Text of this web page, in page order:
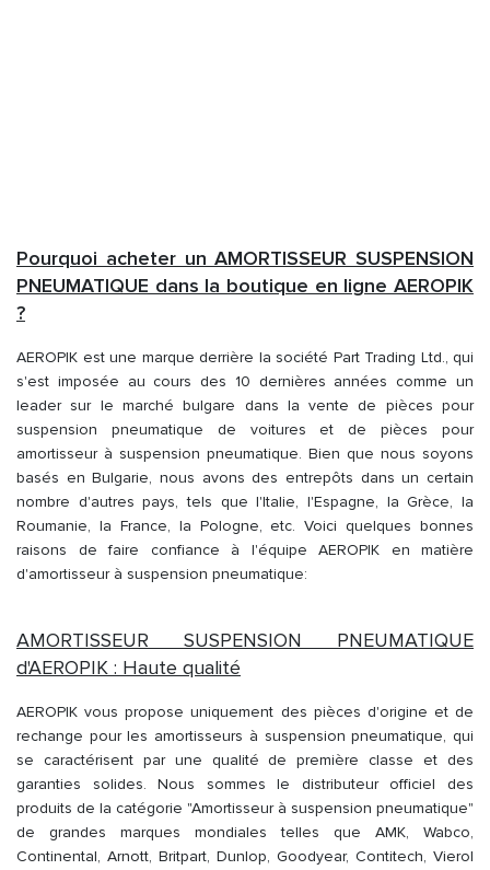
Pourquoi acheter un AMORTISSEUR SUSPENSION
PNEUMATIQUE dans la boutique en ligne AEROPIK
?
AEROPIK est une marque derrière la société Part Trading Ltd., qui
s'est imposée au cours des 10 dernières années comme un
leader sur le marché bulgare dans la vente de pièces pour
suspension pneumatique de voitures et de pièces pour
amortisseur à suspension pneumatique. Bien que nous soyons
basés en Bulgarie, nous avons des entrepôts dans un certain
nombre d'autres pays, tels que l'Italie, l'Espagne, la Grèce, la
Roumanie, la France, la Pologne, etc. Voici quelques bonnes
raisons de faire confiance à l'équipe AEROPIK en matière
d'amortisseur à suspension pneumatique:
AMORTISSEUR SUSPENSION PNEUMATIQUE
d'AEROPIK : Haute qualité
AEROPIK vous propose uniquement des pièces d'origine et de
rechange pour les amortisseurs à suspension pneumatique, qui
se caractérisent par une qualité de première classe et des
garanties solides. Nous sommes le distributeur officiel des
produits de la catégorie "Amortisseur à suspension pneumatique"
de grandes marques mondiales telles que AMK, Wabco,
Continental, Arnott, Britpart, Dunlop, Goodyear, Contitech, Vierol